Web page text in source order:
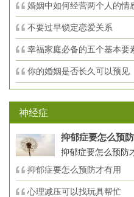
婚姻中如何经营两个人的情
不要过早锁定恋爱关系
幸福家庭必备的五个基本要
你的婚姻是否长久可以预见
神经症
抑郁症要怎么预
抑郁症要怎么预防
抑郁症要怎么预防才有用
心理减压可以找玩具帮忙